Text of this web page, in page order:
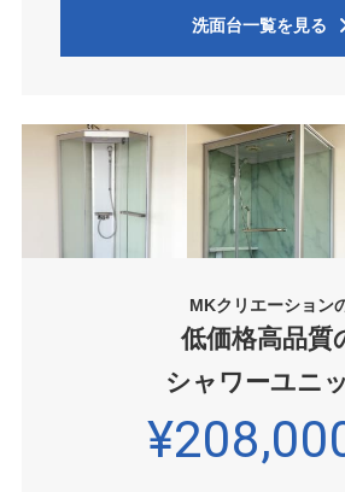
洗面台一覧を見る
MKクリエーション
低価格高品質
シャワーユニ